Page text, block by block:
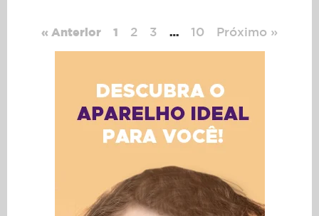
« Anterior 1 2 3 … 10 Próximo »